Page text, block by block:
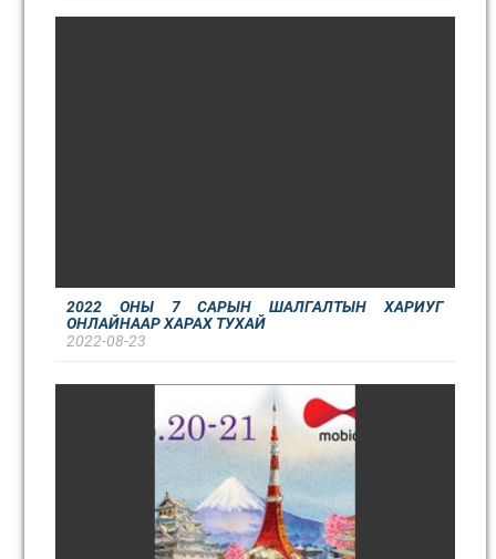
2022 ОНЫ 7 САРЫН ШАЛГАЛТЫН ХАРИУГ
ОНЛАЙНААР ХАРАХ ТУХАЙ
2022-08-23